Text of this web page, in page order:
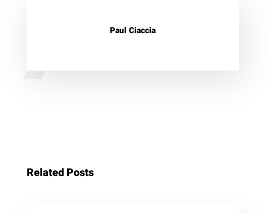
Paul Ciaccia
Related Posts